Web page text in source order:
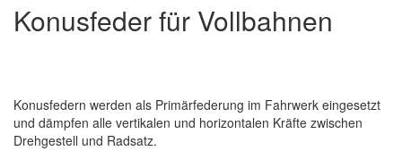
Konusfeder für Vollbahnen
Konusfedern werden als Primärfederung im Fahrwerk eingesetzt
und dämpfen alle vertikalen und horizontalen Kräfte zwischen
Drehgestell und Radsatz.